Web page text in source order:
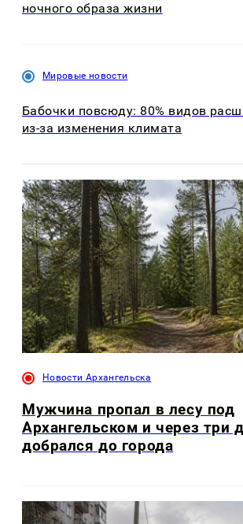
ночного образа жизни
Мировые новости
Бабочки повсюду: 80% видов
из-за изменения климата
Новости Архангельска
Мужчина пропал в лесу под
Архангельском и через три
добрался до города